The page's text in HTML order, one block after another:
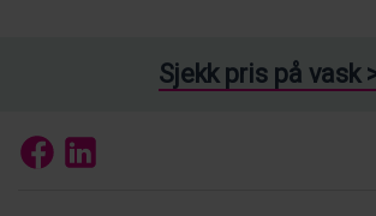
Sjekk pris på vask